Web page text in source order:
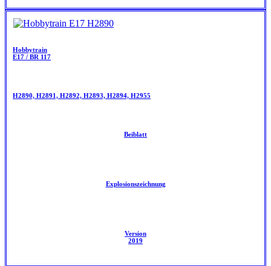
Hobbytrain
E17 / BR 117
H2890, H2891, H2892, H2893, H2894, H2955
Beiblatt
Explosionszeichnung
Version
2019